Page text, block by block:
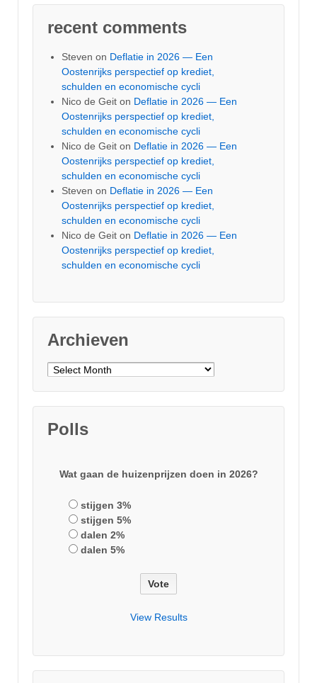
recent comments
Steven on Deflatie in 2026 — Een
Oostenrijks perspectief op krediet,
schulden en economische cycli
Nico de Geit on Deflatie in 2026 — Een
Oostenrijks perspectief op krediet,
schulden en economische cycli
Nico de Geit on Deflatie in 2026 — Een
Oostenrijks perspectief op krediet,
schulden en economische cycli
Steven on Deflatie in 2026 — Een
Oostenrijks perspectief op krediet,
schulden en economische cycli
Nico de Geit on Deflatie in 2026 — Een
Oostenrijks perspectief op krediet,
schulden en economische cycli
Archieven
Archieven
Polls
Wat gaan de huizenprijzen doen in 2026?
stijgen 3%
stijgen 5%
dalen 2%
dalen 5%
View Results